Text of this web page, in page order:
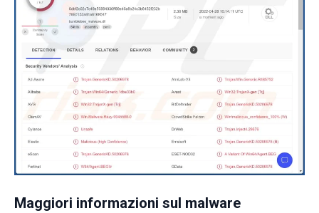
Maggiori informazioni sul malware